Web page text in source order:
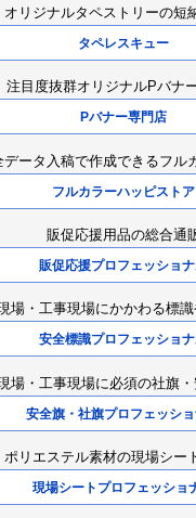
オリジナルタペストリーの短
タペレスキュー
注目度抜群オリジナルPバナ
Pバナー専門店
データ入稿で作成できるフル
フルカラーハッピストア
販促応援用品の総合通
販促応援プロフェッショ
場・工事現場にかかわる標
安全標識プロフェッショ
場・工事現場に必須の社旗
安全旗・社旗プロフェッシ
ポリエステル素材の現場シー
現場シートプロフェッショ